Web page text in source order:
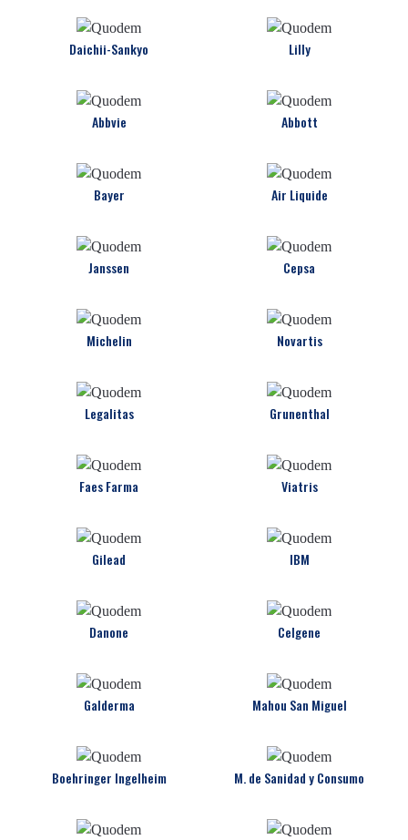
Daichii-Sankyo Lilly
Abbvie Abbott
Bayer Air Liquide
Janssen Cepsa
Michelin Novartis
Legalitas Grunenthal
Faes Farma Viatris
Gilead IBM
Danone Celgene
Galderma Mahou San Miguel
Boehringer Ingelheim M. de Sanidad y Consumo